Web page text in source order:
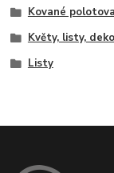
Kované
Květy, listy,
Listy